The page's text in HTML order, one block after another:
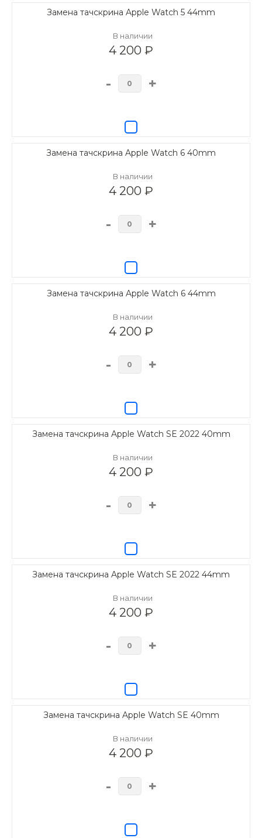
Замена тачскрина Apple Watch 5 44mm
В наличии
4 200 ₽
- +
Замена тачскрина Apple Watch 6 40mm
В наличии
4 200 ₽
- +
Замена тачскрина Apple Watch 6 44mm
В наличии
4 200 ₽
- +
Замена тачскрина Apple Watch SE 2022 40mm
В наличии
4 200 ₽
- +
Замена тачскрина Apple Watch SE 2022 44mm
В наличии
4 200 ₽
- +
Замена тачскрина Apple Watch SE 40mm
В наличии
4 200 ₽
- +